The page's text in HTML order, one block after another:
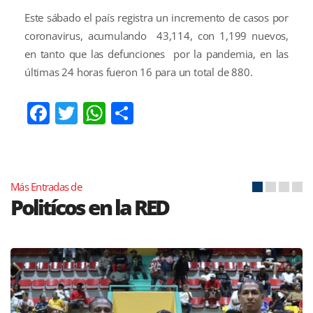
Este sábado el país registra un incremento de casos por
coronavirus, acumulando 43,114, con 1,199 nuevos,
en tanto que las defunciones por la pandemia, en las
últimas 24 horas fueron 16 para un total de 880.
Facebook
TwitterWhatsApp
Más Entradas de
Politícos en la RED